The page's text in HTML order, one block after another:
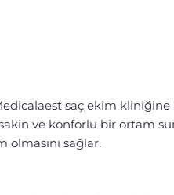
saç ekim kliniğine
ve konforlu bir ortam
olmasını sağlar.